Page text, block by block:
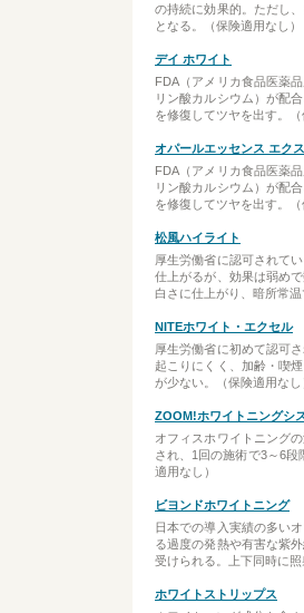
の持続に効果的。ただし
となる。（保険適用なし）
デイ ホワイト
FDA（アメリカ食品医薬
リン酸カルシウム）が配
を修復してツヤを出す。（
オパールエッセンス エク
FDA（アメリカ食品医薬
リン酸カルシウム）が配
を修復してツヤを出す。（
松風ハイライト
厚生労働省に認可されて
仕上がるが、効果は弱め
白さに仕上がり、暗所常
NITEホワイト・エクセル
厚生労働省に初めて認可
起こりにくく、加齢・喫
が少ない。（保険適用なし
ZOOM!ホワイトニングシ
オフィスホワイトニング
され、1回の施術で3～6
適用なし）
ビヨンドホワイトニング
日本での導入実績の多い
る過度の発熱や有害な紫
受けられる。上下同時に
ホワイトストリップス